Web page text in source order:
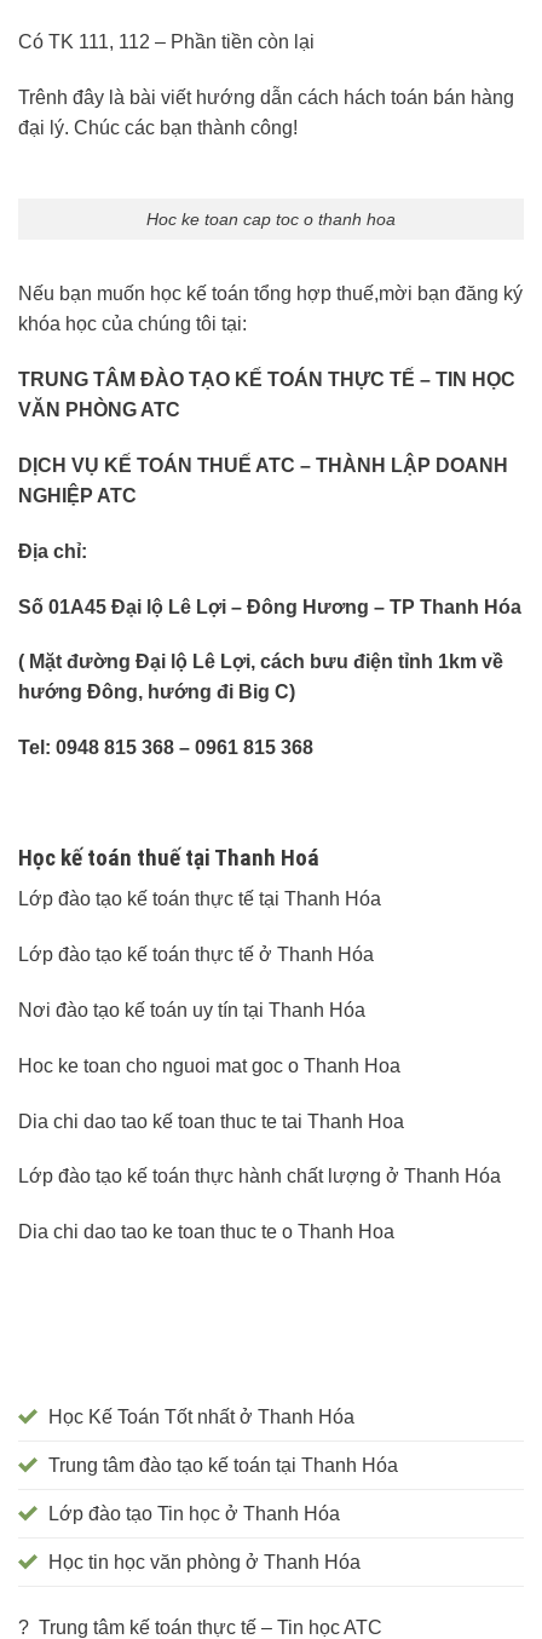
Có TK 111, 112 – Phần tiền còn lại
Trênh đây là bài viết hướng dẫn cách hách toán bán hàng
đại lý. Chúc các bạn thành công!
Hoc ke toan cap toc o thanh hoa
Nếu bạn muốn học kế toán tổng hợp thuế,mời bạn đăng ký
khóa học của chúng tôi tại:
TRUNG TÂM ĐÀO TẠO KẾ TOÁN THỰC TẾ – TIN HỌC
VĂN PHÒNG ATC
DỊCH VỤ KẾ TOÁN THUẾ ATC – THÀNH LẬP DOANH
NGHIỆP ATC
Địa chỉ:
Số 01A45 Đại lộ Lê Lợi – Đông Hương – TP Thanh Hóa
( Mặt đường Đại lộ Lê Lợi, cách bưu điện tỉnh 1km về
hướng Đông, hướng đi Big C)
Tel: 0948 815 368 – 0961 815 368
Học kế toán thuế tại Thanh Hoá
Lớp đào tạo kế toán thực tế tại Thanh Hóa
Lớp đào tạo kế toán thực tế ở Thanh Hóa
Nơi đào tạo kế toán uy tín tại Thanh Hóa
Hoc ke toan cho nguoi mat goc o Thanh Hoa
Dia chi dao tao kế toan thuc te tai Thanh Hoa
Lớp đào tạo kế toán thực hành chất lượng ở Thanh Hóa
Dia chi dao tao ke toan thuc te o Thanh Hoa
Học Kế Toán Tốt nhất ở Thanh Hóa
Trung tâm đào tạo kế toán tại Thanh Hóa
Lớp đào tạo Tin học ở Thanh Hóa
Học tin học văn phòng ở Thanh Hóa
? Trung tâm kế toán thực tế – Tin học ATC